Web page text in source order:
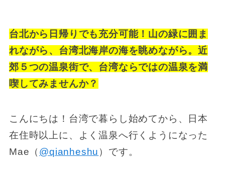
台北から日帰りでも充分可能！山の緑に囲ま
れながら、台湾北海岸の海を眺めながら。近
郊５つの温泉街で、台湾ならではの温泉を満
喫してみませんか？
こんにちは！台湾で暮らし始めてから、日本
在住時以上に、よく温泉へ行くようになった
Mae（ @qianheshu ）です。